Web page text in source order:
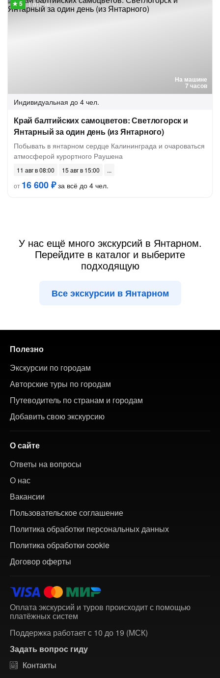
На машине
7 часов
1 отзыв
Индивидуальная до 4 чел.
Край балтийских самоцветов: Светлогорск и
Янтарный за один день (из Янтарного)
Побывать в янтарном сердце Калининграда и очароваться
атмосферой курортного Раушена
11 авг в 08:00
15 авг в 15:00
от 16 600 ₽за всё до 4 чел.
У нас ещё много экскурсий в Янтарном.
Перейдите в каталог и выберите
подходящую
Все экскурсии в Янтарном
Полезно
Экскурсии по городам
Авторские туры по городам
Путеводитель по странам и городам
Добавить свою экскурсию
О сайте
Ответы на вопросы
О нас
Вакансии
Пользовательское соглашение
Политика обработки персональных данных
Политика обработки cookie
Договор оферты
Оплата экскурсий и туров происходит с помощью
платёжных систем
Поддержка работает с 10 до 19 (МСК)
Задать вопрос гиду
Контакты